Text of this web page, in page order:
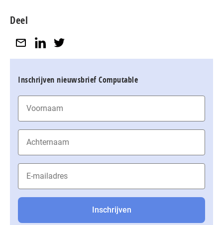
Deel
Inschrijven nieuwsbrief Computable